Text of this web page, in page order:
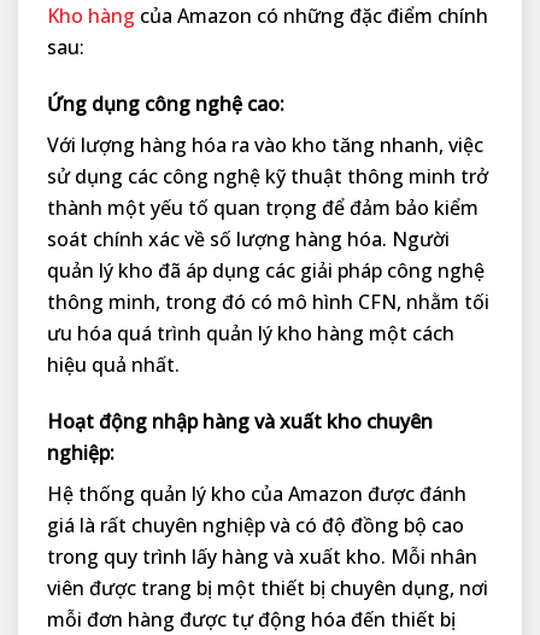
Kho hàng của Amazon có những đặc điểm chính
sau:
Ứng dụng công nghệ cao:
Với lượng hàng hóa ra vào kho tăng nhanh, việc
sử dụng các công nghệ kỹ thuật thông minh trở
thành một yếu tố quan trọng để đảm bảo kiểm
soát chính xác về số lượng hàng hóa. Người
quản lý kho đã áp dụng các giải pháp công nghệ
thông minh, trong đó có mô hình CFN, nhằm tối
ưu hóa quá trình quản lý kho hàng một cách
hiệu quả nhất.
Hoạt động nhập hàng và xuất kho chuyên
nghiệp:
Hệ thống quản lý kho của Amazon được đánh
giá là rất chuyên nghiệp và có độ đồng bộ cao
trong quy trình lấy hàng và xuất kho. Mỗi nhân
viên được trang bị một thiết bị chuyên dụng, nơi
mỗi đơn hàng được tự động hóa đến thiết bị